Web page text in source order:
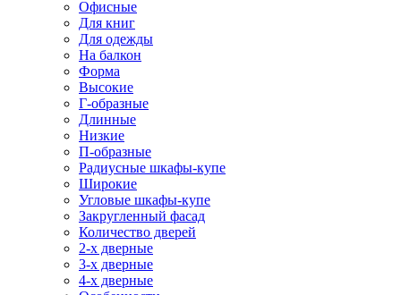
Офисные
Для книг
Для одежды
На балкон
Форма
Высокие
Г-образные
Длинные
Низкие
П-образные
Радиусные шкафы-купе
Широкие
Угловые шкафы-купе
Закругленный фасад
Количество дверей
2-х дверные
3-х дверные
4-х дверные